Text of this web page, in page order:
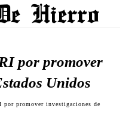
por promover
Unidos
por promover investigaciones de